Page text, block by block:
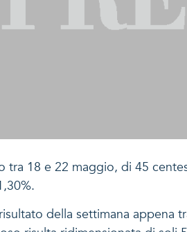
18 e 22 maggio, di 45
della settimana appena